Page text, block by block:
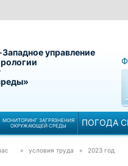
управление
МОНИТОРИНГ ЗАГРЯЗНЕНИЯ
ОКРУЖАЮЩЕЙ СРЕДЫ
ПОГОДА
» условия труда » 2023 год